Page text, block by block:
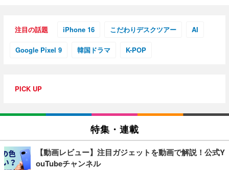
注目の話題 iPhone 16 こだわりデスクツアー AI
Google Pixel 9 韓国ドラマ K-POP
PICK UP
特集・連載
【動画レビュー】注目ガジェットを動画で解説！公式Y
ouTubeチャンネル